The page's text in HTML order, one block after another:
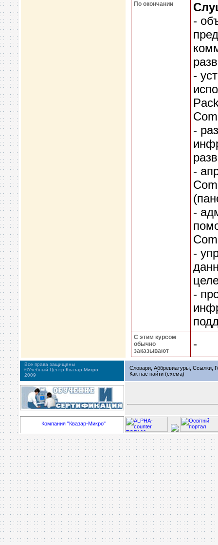
По окончании
-
-
-
-
-
-
-
С этим курсом
обычно
заказывают
-
Все права защищены
©Учебный Центр Квазар-Микро
2009
Словари, Аббревиатуры, Ссылки,
Как нас найти (схема)
Компания "Квазар-Микро"